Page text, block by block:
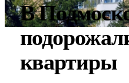
В
квартиры